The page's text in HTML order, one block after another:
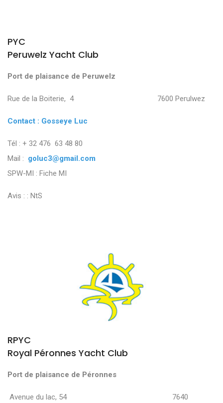
PYC
Peruwelz Yacht Club
Port de plaisance de Peruwelz
Rue de la Boiterie, 4 7600 Perulwez
Contact : Gosseye Luc
Tél : + 32 476 63 48 80
Mail : goluc3@gmail.com
SPW-MI : Fiche MI
Avis : : NtS
RPYC
Royal Péronnes Yacht Club
Port de plaisance de Péronnes
Avenue du lac, 54 7640